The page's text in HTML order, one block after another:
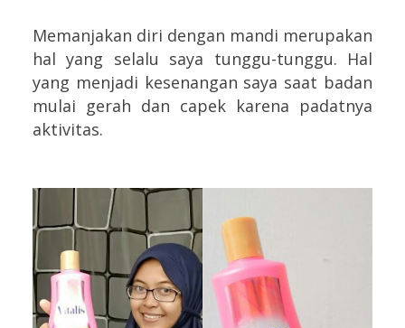
Memanjakan diri dengan mandi merupakan
hal yang selalu saya tunggu-tunggu. Hal
yang menjadi kesenangan saya saat badan
mulai gerah dan capek karena padatnya
aktivitas.